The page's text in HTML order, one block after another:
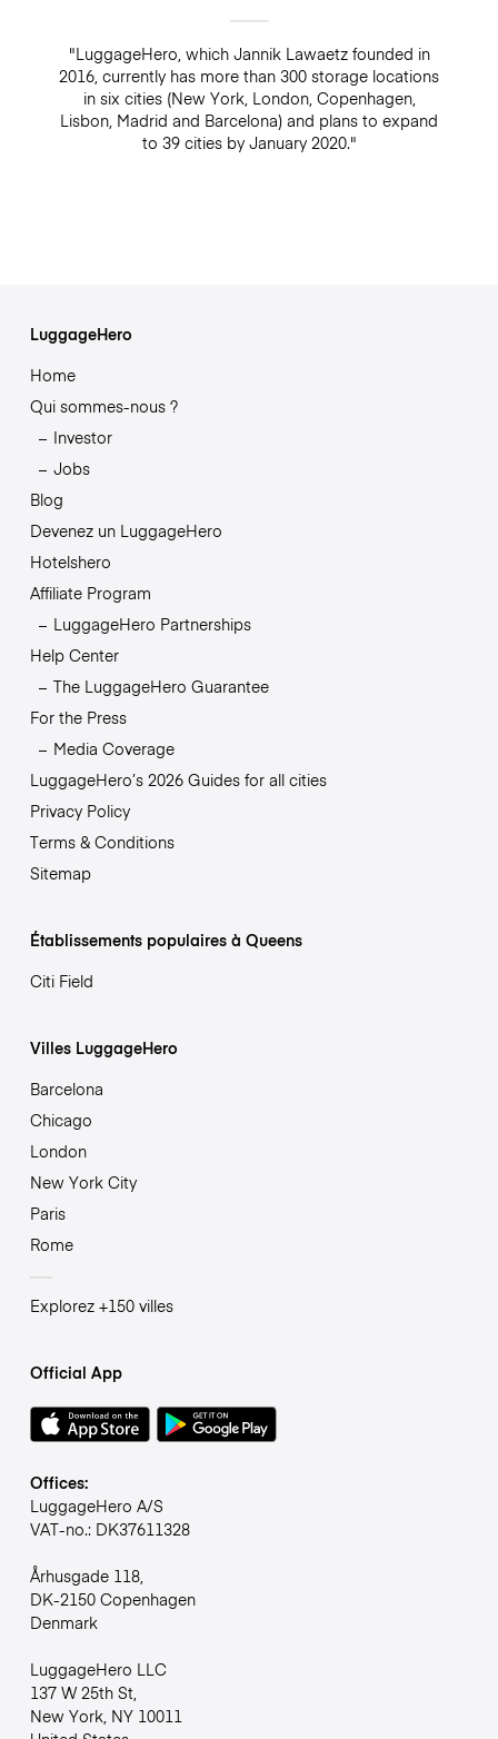
"LuggageHero, which Jannik Lawaetz founded in
2016, currently has more than 300 storage locations
in six cities (New York, London, Copenhagen,
Lisbon, Madrid and Barcelona) and plans to expand
to 39 cities by January 2020."
LuggageHero
Home
Qui sommes-nous ?
Investor
Jobs
Blog
Devenez un LuggageHero
Hotelshero
Affiliate Program
LuggageHero Partnerships
Help Center
The LuggageHero Guarantee
For the Press
Media Coverage
LuggageHero’s 2026 Guides for all cities
Privacy Policy
Terms & Conditions
Sitemap
Établissements populaires à Queens
Citi Field
Villes LuggageHero
Barcelona
Chicago
London
New York City
Paris
Rome
Explorez +150 villes
Official App
Offices:
LuggageHero A/S
VAT-no.: DK37611328
Århusgade 118,
DK-2150 Copenhagen
Denmark
LuggageHero LLC
137 W 25th St,
New York, NY 10011